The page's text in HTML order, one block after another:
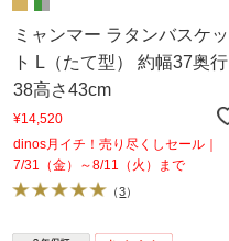
ミャンマー ラタンバスケッ
ト L（たて型） 約幅37奥行
38高さ43cm
¥14,520
dinos月イチ！売り尽くしセール｜
7/31（金）～8/11（火）まで
（3）